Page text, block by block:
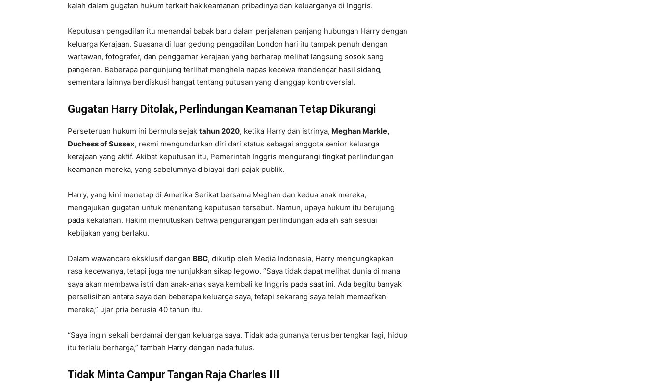
kalah dalam gugatan hukum terkait hak keamanan pribadinya dan keluarganya di Inggris.
Keputusan pengadilan itu menandai babak baru dalam perjalanan panjang hubungan Harry dengan
keluarga Kerajaan. Suasana di luar gedung pengadilan London hari itu tampak penuh dengan
wartawan, fotografer, dan penggemar kerajaan yang berharap melihat langsung sosok sang
pangeran. Beberapa pengunjung terlihat menghela napas kecewa mendengar hasil sidang,
sementara lainnya berdiskusi hangat tentang putusan yang dianggap kontroversial.
Gugatan Harry Ditolak, Perlindungan Keamanan Tetap Dikurangi
Perseteruan hukum ini bermula sejak tahun 2020, ketika Harry dan istrinya, Meghan Markle,
Duchess of Sussex, resmi mengundurkan diri dari status sebagai anggota senior keluarga
kerajaan yang aktif. Akibat keputusan itu, Pemerintah Inggris mengurangi tingkat perlindungan
keamanan mereka, yang sebelumnya dibiayai dari pajak publik.
Harry, yang kini menetap di Amerika Serikat bersama Meghan dan kedua anak mereka,
mengajukan gugatan untuk menentang keputusan tersebut. Namun, upaya hukum itu berujung
pada kekalahan. Hakim memutuskan bahwa pengurangan perlindungan adalah sah sesuai
kebijakan yang berlaku.
Dalam wawancara eksklusif dengan BBC, dikutip oleh Media Indonesia, Harry mengungkapkan
rasa kecewanya, tetapi juga menunjukkan sikap legowo. “Saya tidak dapat melihat dunia di mana
saya akan membawa istri dan anak-anak saya kembali ke Inggris pada saat ini. Ada begitu banyak
perselisihan antara saya dan beberapa keluarga saya, tetapi sekarang saya telah memaafkan
mereka,” ujar pria berusia 40 tahun itu.
“Saya ingin sekali berdamai dengan keluarga saya. Tidak ada gunanya terus bertengkar lagi, hidup
itu terlalu berharga,” tambah Harry dengan nada tulus.
Tidak Minta Campur Tangan Raja Charles III